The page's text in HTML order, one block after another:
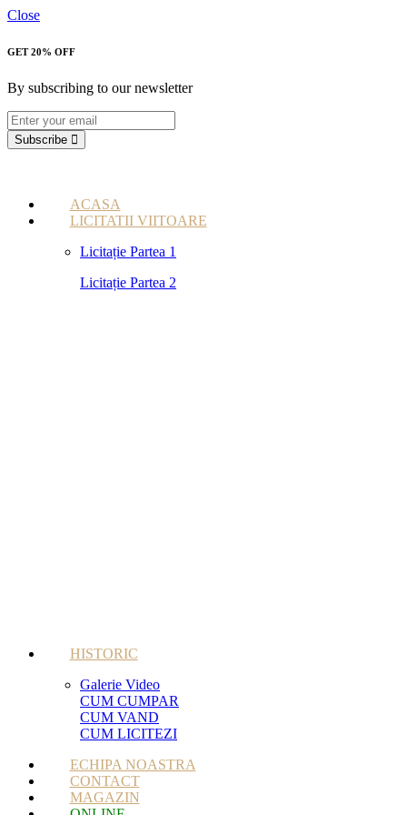
Close
GET 20% OFF
By subscribing to our newsletter
Subscribe
ACASA
LICITATII VIITOARE
Licitație Partea 1
Licitație Partea 2
HISTORIC
Galerie Video
CUM CUMPAR
CUM VAND
CUM LICITEZI
ECHIPA NOASTRA
CONTACT
MAGAZIN